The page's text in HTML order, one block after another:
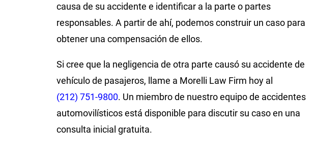
causa de su accidente e identificar a la parte o partes
responsables. A partir de ahí, podemos construir un caso para
obtener una compensación de ellos.
Si cree que la negligencia de otra parte causó su accidente de
vehículo de pasajeros, llame a Morelli Law Firm hoy al
(212) 751-9800. Un miembro de nuestro equipo de accidentes
automovilísticos está disponible para discutir su caso en una
consulta inicial gratuita.